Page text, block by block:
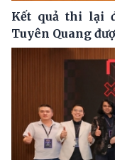
Kết quả thi lại
Tuyên Quang